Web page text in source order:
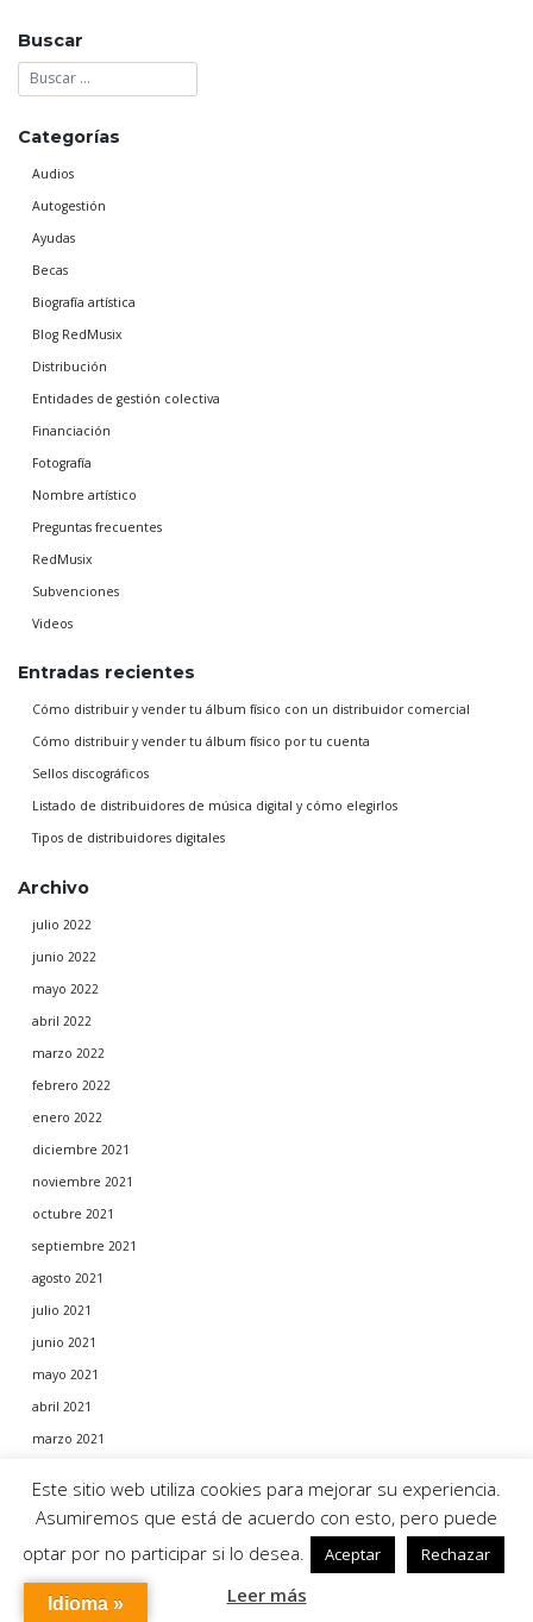
Buscar
Categorías
Audios
Autogestión
Ayudas
Becas
Biografía artística
Blog RedMusix
Distribución
Entidades de gestión colectiva
Financiación
Fotografía
Nombre artístico
Preguntas frecuentes
RedMusix
Subvenciones
Videos
Entradas recientes
Cómo distribuir y vender tu álbum físico con un distribuidor comercial
Cómo distribuir y vender tu álbum físico por tu cuenta
Sellos discográficos
Listado de distribuidores de música digital y cómo elegirlos
Tipos de distribuidores digitales
Archivo
julio 2022
junio 2022
mayo 2022
abril 2022
marzo 2022
febrero 2022
enero 2022
diciembre 2021
noviembre 2021
octubre 2021
septiembre 2021
agosto 2021
julio 2021
junio 2021
mayo 2021
abril 2021
marzo 2021
noviembre 2020
octubre 2020
Este sitio web utiliza cookies para mejorar su experiencia.
Asumiremos que está de acuerdo con esto, pero puede
optar por no participar si lo desea.
Aceptar Rechazar
Leer más
Idioma »